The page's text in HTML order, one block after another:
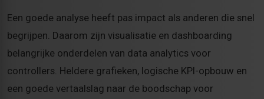
Een goede analyse heeft pas impact als anderen die snel
begrijpen. Daarom zijn visualisatie en dashboarding
belangrijke onderdelen van data analytics voor
controllers. Heldere grafieken, logische KPI-opbouw en
een goede vertaalslag naar de boodschap voor